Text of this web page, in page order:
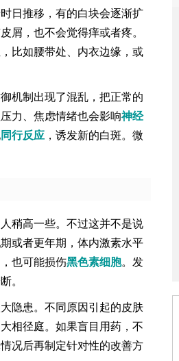
日推移，有的白块会逐渐扩
屑，也不会觉得痒或者疼。
比如腰带处、内衣边缘，或
机制出现了混乱，把正常的
力、焦虑情绪也会影响神经
同行反应，诱发新的白斑。微
稍高一些。不过这并不是说
或者更年期，体内激素水平
也可能损伤黑色素细胞。发
。
隐患。不同原因引起的皮肤
相径庭。如果盲目用药，不
况后再制定针对性的改善方